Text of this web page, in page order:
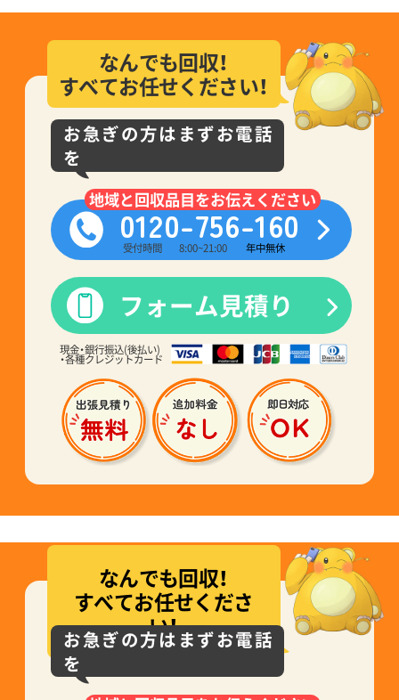
なんでも回収！
すべてお任せください！
お急ぎの方はまずお電話
を
0120-756-160
地域と回収品目をお伝えください
受付時間 8:00~21:00 年中無休
フォーム見積り
現金・銀行振込(後払い)
・各種クレジットカード
なんでも回収！
すべてお任せくださ
い！
お急ぎの方はまずお電話
を